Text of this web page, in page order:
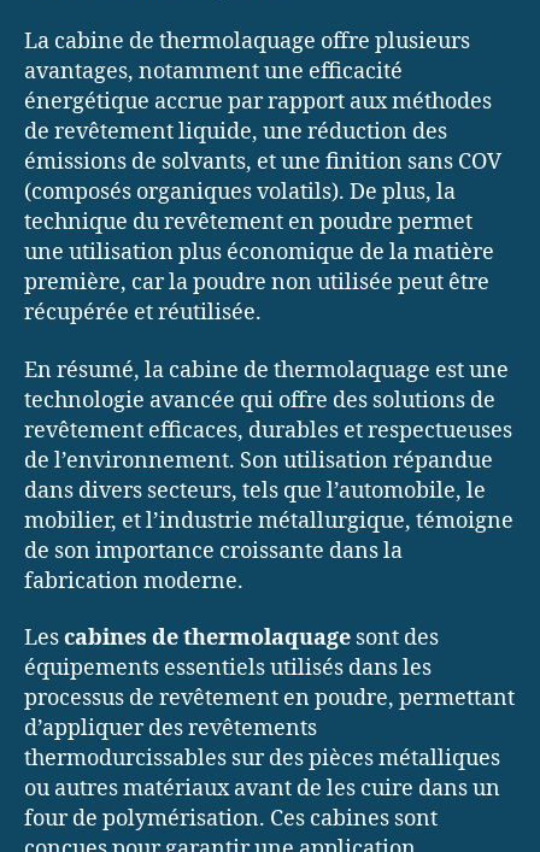
La cabine de thermolaquage offre plusieurs
avantages, notamment une efficacité
énergétique accrue par rapport aux méthodes
de revêtement liquide, une réduction des
émissions de solvants, et une finition sans COV
(composés organiques volatils). De plus, la
technique du revêtement en poudre permet
une utilisation plus économique de la matière
première, car la poudre non utilisée peut être
récupérée et réutilisée.
En résumé, la cabine de thermolaquage est une
technologie avancée qui offre des solutions de
revêtement efficaces, durables et respectueuses
de l’environnement. Son utilisation répandue
dans divers secteurs, tels que l’automobile, le
mobilier, et l’industrie métallurgique, témoigne
de son importance croissante dans la
fabrication moderne.
Lescabines de thermolaquage sont des
équipements essentiels utilisés dans les
processus de revêtement en poudre, permettant
d’appliquer des revêtements
thermodurcissables sur des pièces métalliques
ou autres matériaux avant de les cuire dans un
four de polymérisation. Ces cabines sont